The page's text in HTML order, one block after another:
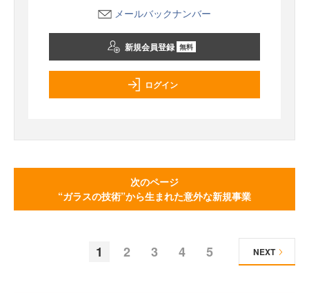
メールバックナンバー
新規会員登録 無料
ログイン
次のページ
“ガラスの技術”から生まれた意外な新規事業
1 2 3 4 5 NEXT